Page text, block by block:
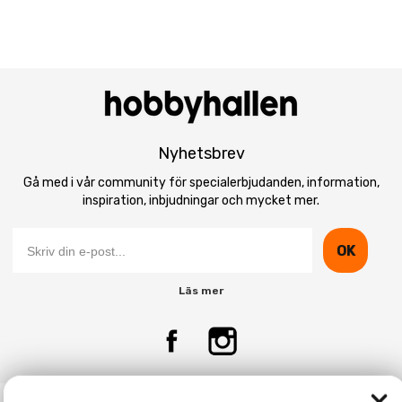
Nyhetsbrev
Gå med i vår community för specialerbjudanden, information,
inspiration, inbjudningar och mycket mer.
OK
Läs mer